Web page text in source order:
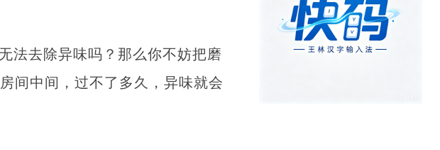
法去除异味吗？那么你不妨把磨
间中间，过不了多久，异味就会